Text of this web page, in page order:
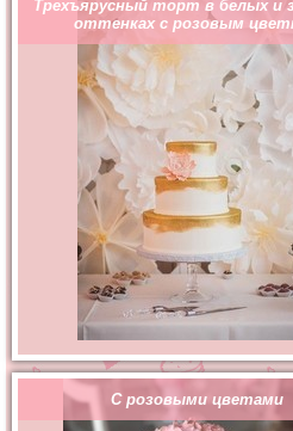
Трехъярусный торт в белых и
оттенках с розовым
С розовыми цветами